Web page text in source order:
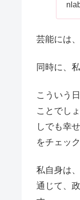
芸能には
同時に、
こういう
ことでし
しでも幸
をチェッ
私自身は
通じて、